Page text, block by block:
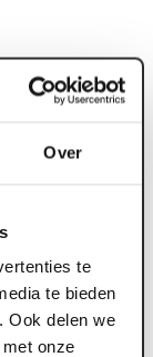
Over
te
te bieden
Ook delen we
onze
rol 75